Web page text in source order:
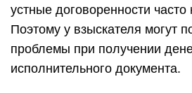
устные договоренности
Поэтому у взыскателя могут
проблемы при получении
исполнительного документа.